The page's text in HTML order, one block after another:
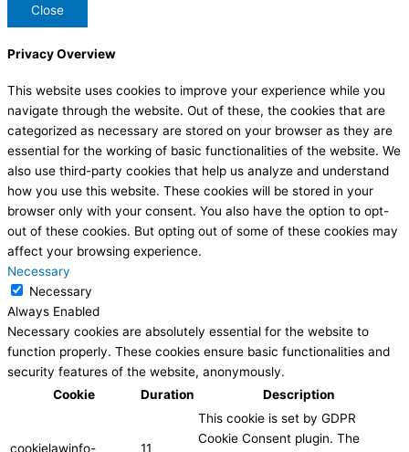
Close
Privacy Overview
This website uses cookies to improve your experience while you
navigate through the website. Out of these, the cookies that are
categorized as necessary are stored on your browser as they are
essential for the working of basic functionalities of the website. We
also use third-party cookies that help us analyze and understand
how you use this website. These cookies will be stored in your
browser only with your consent. You also have the option to opt-
out of these cookies. But opting out of some of these cookies may
affect your browsing experience.
Necessary
Necessary
Always Enabled
Necessary cookies are absolutely essential for the website to
function properly. These cookies ensure basic functionalities and
security features of the website, anonymously.
Cookie
Duration Description
cookielawinfo- 11
This cookie is set by GDPR
Cookie Consent plugin. The